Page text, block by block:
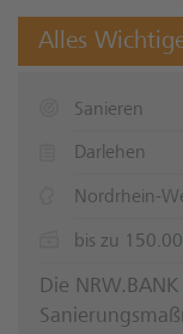
Alles
Sanieren
Darlehen
Nordrhein-
bis zu
Die